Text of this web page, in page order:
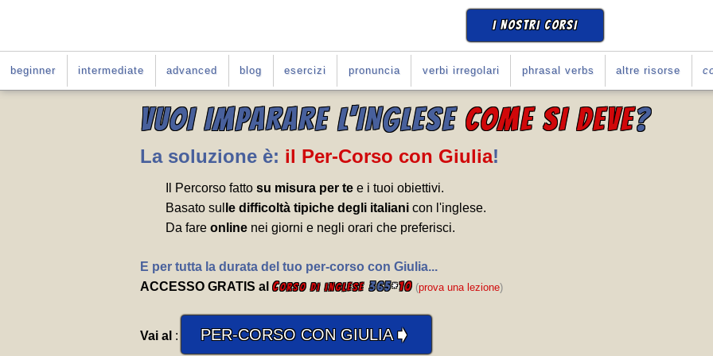
I NOSTRI CORSI
beginner intermediate advanced blog esercizi pronuncia verbi irregolari phrasal verbs altre risorse
VUOI IMPARARE L'INGLESE COME SI DEVE?
La soluzione è: il Per-Corso con Giulia!
Il Percorso fatto su misura per te e i tuoi obiettivi.
Basato sul le difficoltà tipiche degli italiani con l'inglese.
Da fare online nei giorni e negli orari che preferisci.
E per tutta la durata del tuo per-corso con Giulia...
ACCESSO GRATIS al Corso di inglese 365*10 (prova una lezione)
Vai al : PER-CORSO CON GIULIA➧